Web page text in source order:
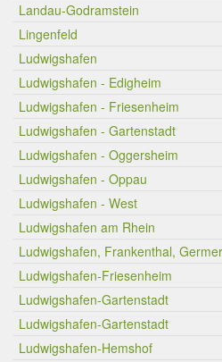
Landau-Godramstein
Lingenfeld
Ludwigshafen
Ludwigshafen - Edigheim
Ludwigshafen - Friesenheim
Ludwigshafen - Gartenstadt
Ludwigshafen - Oggersheim
Ludwigshafen - Oppau
Ludwigshafen - West
Ludwigshafen am Rhein
Ludwigshafen, Frankenthal,
Ludwigshafen-Friesenheim
Ludwigshafen-Gartenstadt
Ludwigshafen-Gartenstadt
Ludwigshafen-Hemshof